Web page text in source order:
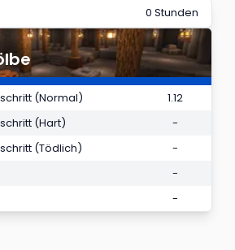
0 Stunden
(Normal)
1.12
(Hart)
-
(Tödlich)
-
-
-